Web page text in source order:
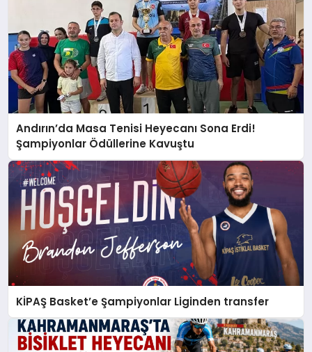
Andırın’da Masa Tenisi Heyecanı Sona Erdi!
Şampiyonlar Ödüllerine Kavuştu
KİPAŞ Basket’e Şampiyonlar Liginden transfer